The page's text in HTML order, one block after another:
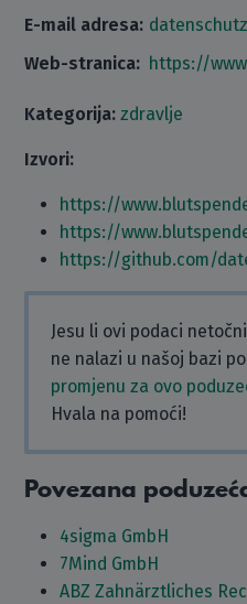
E-mail adresa:
Web-stranica: https://
Kategorija: zdravlje
Izvori:
https://
https://
https://github.com/
Jesu li ovi podaci
ne nalazi u našoj bazi
promjenu za ovo
Hvala na pomoći!
Povezana
4sigma GmbH
7Mind GmbH
ABZ Zahnärztliches